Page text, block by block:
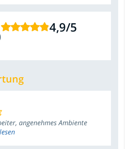
4,9/5
angenehmes Ambiente